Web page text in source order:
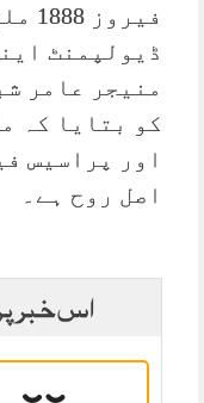
ڈیولپمنٹ
منیجر عامر
کو بتایا کہ
اور پراسیس
اصل روح ہے۔
اس خبر